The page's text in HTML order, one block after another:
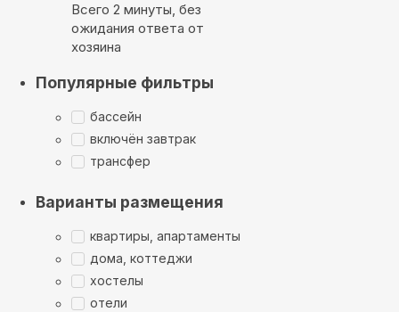
Всего 2 минуты, без
ожидания ответа от
хозяина
Популярные фильтры
бассейн
включён завтрак
трансфер
Варианты размещения
квартиры, апартаменты
дома, коттеджи
хостелы
отели